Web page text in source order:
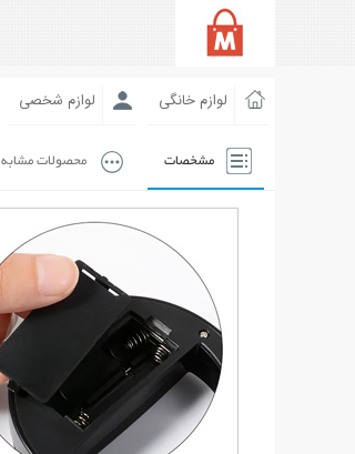
لوازم خانگی لوازم شخصی
مشخصات محصولات مشابه